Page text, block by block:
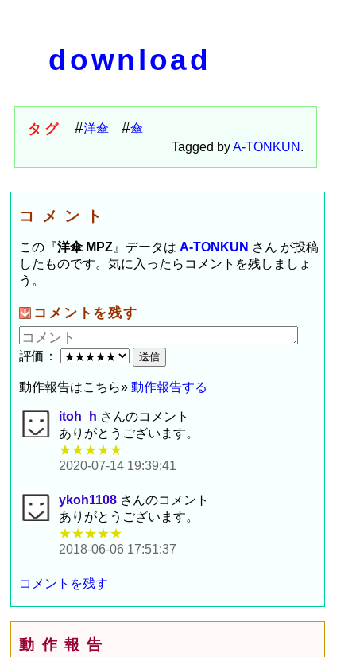
download
タグ 洋傘
傘
Tagged byA-TONKUN .
コメント
この『洋傘 MPZ 』データはA-TONKUN さん が投稿
したものです。気に入ったらコメントを残しましょ
う。
コメントを残す
評価：
動作報告はこちら»動作報告する
itoh_h さんのコメント
ありがとうございます。
★★★★★
2020-07-14 19:39:41
ykoh1108 さんのコメント
ありがとうございます。
★★★★★
2018-06-06 17:51:37
コメントを残す
動作報告